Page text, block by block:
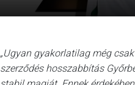
„Ugyan gyakorlatilag még
szerződés hosszabbítás